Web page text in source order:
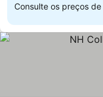
Consulte os preços de